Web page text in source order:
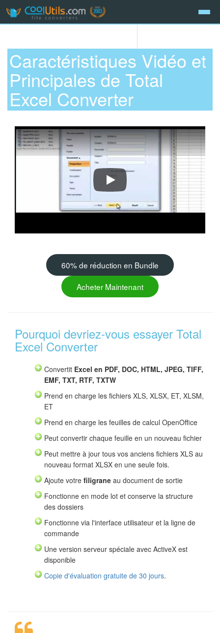
Caractéristiques Vidéo et
Principales de Total
Excel Converter
Présentation de Total Excel
60% de réduction en Bundle
Acheter Maintenant
Pourquoi devriez-vous essayer Total
Excel Converter
Convertit Excel en PDF, DOC, HTML, JPEG, TIFF,
EMF, TXT, RTF, TXTW
Prend en charge les fichiers XLS, XLSX, ET, XLSM,
ET
Prend en charge les feuilles de calcul OpenOffice
Peut convertir chaque feuille en un nouveau fichier
Peut mettre à jour tous vos anciens fichiers XLS au
nouveau format XLSX en une seule fois.
Ajoute votre filigrane au document de sortie
Fonctionne en mode lot et conserve la structure
des dossiers
Fonctionne via l'interface utilisateur et la ligne de
commande
Une version serveur spéciale avec ActiveX est
disponible
Copie d'évaluation gratuite de 30 jours.